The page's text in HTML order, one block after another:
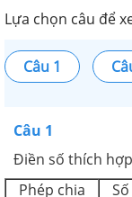
Lựa chọn câu để
Câu 1
Câu 1
Điền số thích
Phép chia